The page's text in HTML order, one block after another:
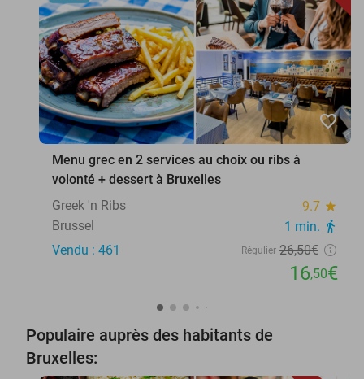
favorite_border
Menu grec en 2 services au choix ou ribs à
volonté + dessert à Bruxelles
Greek 'n Ribs
9.7 star
Brussel 1 min. directions_walk
Vendu : 461 Régulier 26,50€
16,50€
Populaire auprès des habitants de
Bruxelles: